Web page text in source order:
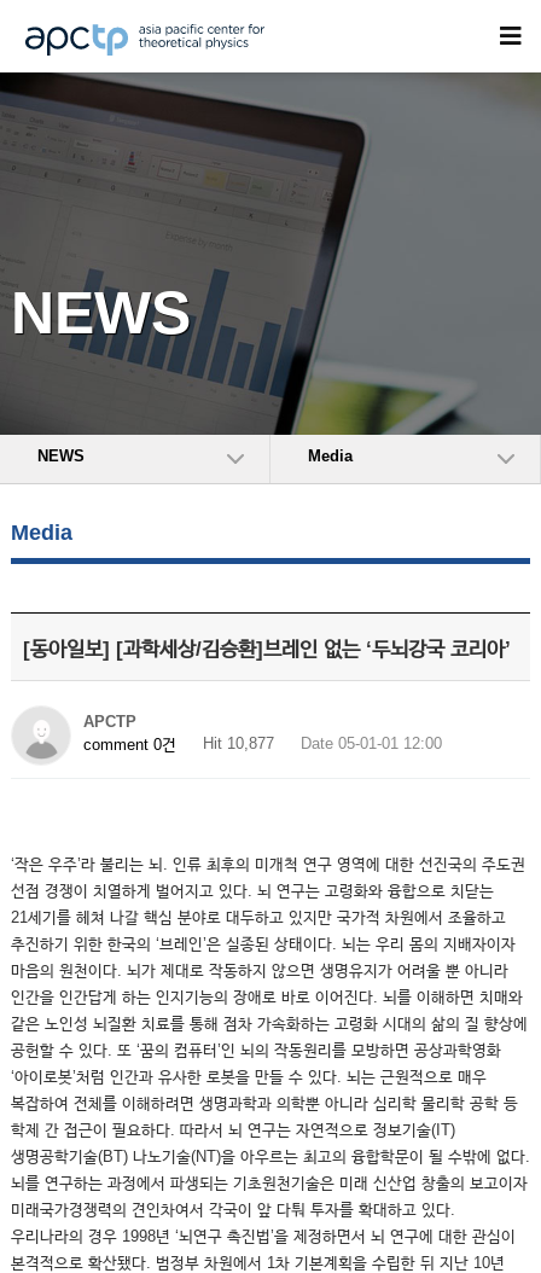
NEWS
NEWS Media
Media
[동아일보] [과학세상/김승환]브레인 없는 ‘두뇌강국 코리아’
APCTP
comment 0건
Hit 10,877 Date 05-01-01 12:00
‘작은 우주’라 불리는 뇌. 인류 최후의 미개척 연구 영역에 대한 선진국의 주도권
선점 경쟁이 치열하게 벌어지고 있다. 뇌 연구는 고령화와 융합으로 치닫는
21세기를 헤쳐 나갈 핵심 분야로 대두하고 있지만 국가적 차원에서 조율하고
추진하기 위한 한국의 ‘브레인’은 실종된 상태이다. 뇌는 우리 몸의 지배자이자
마음의 원천이다. 뇌가 제대로 작동하지 않으면 생명유지가 어려울 뿐 아니라
인간을 인간답게 하는 인지기능의 장애로 바로 이어진다. 뇌를 이해하면 치매와
같은 노인성 뇌질환 치료를 통해 점차 가속화하는 고령화 시대의 삶의 질 향상에
공헌할 수 있다. 또 ‘꿈의 컴퓨터’인 뇌의 작동원리를 모방하면 공상과학영화
‘아이로봇’처럼 인간과 유사한 로봇을 만들 수 있다. 뇌는 근원적으로 매우
복잡하여 전체를 이해하려면 생명과학과 의학뿐 아니라 심리학 물리학 공학 등
학제 간 접근이 필요하다. 따라서 뇌 연구는 자연적으로 정보기술(IT)
생명공학기술(BT) 나노기술(NT)을 아우르는 최고의 융합학문이 될 수밖에 없다.
뇌를 연구하는 과정에서 파생되는 기초원천기술은 미래 신산업 창출의 보고이자
미래국가경쟁력의 견인차여서 각국이 앞 다퉈 투자를 확대하고 있다.
우리나라의 경우 1998년 ‘뇌연구 촉진법’을 제정하면서 뇌 연구에 대한 관심이
본격적으로 확산됐다. 범정부 차원에서 1차 기본계획을 수립한 뒤 지난 10년